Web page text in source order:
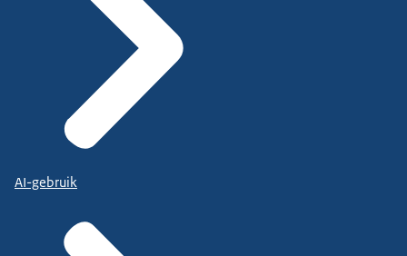
AI-gebruik